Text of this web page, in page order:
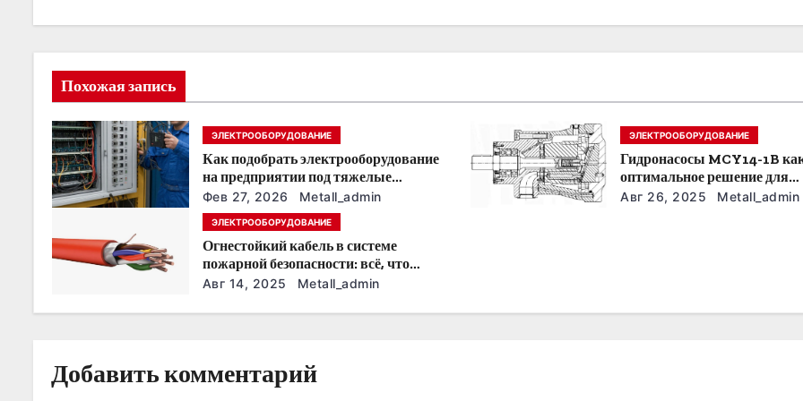
и
я
п
о
а
с
Похожая запись
ЭЛЕКТРООБОРУДОВАНИЕ
Как подобрать электрооборудование
на предприятии под тяжелые
условия эксплуатации
Фев 27, 2026 Metall_admin
ЭЛЕКТРООБОРУДОВАНИЕ
Гидронасосы MCY14-1B
оптимальное решение для
модернизации гидросистем
Авг 26, 2025 Metall_admin
ЭЛЕКТРООБОРУДОВАНИЕ
Огнестойкий кабель в системе
пожарной безопасности: всё, что
нужно знать
Авг 14, 2025 Metall_admin
Добавить комментарий